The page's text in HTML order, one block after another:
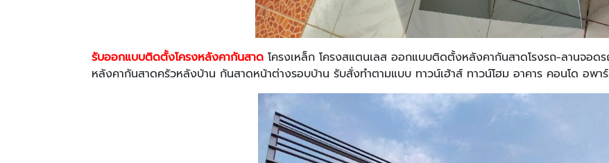
รับออกแบบติดตั้งโครงหลังคากันสาด โครงเหล็ก โครงสแตนเลส ออกแบบติดตั้งหลังคากันสาดโรงรถ-ลานจอด
หลังคากันสาดครัวหลังบ้าน กันสาดหน้าต่างรอบบ้าน รับสั่งทำตามแบบ ทาวน์เฮ้าส์ ทาวน์โฮม อาคาร คอนโด อพา